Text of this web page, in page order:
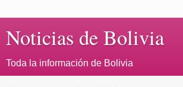
Noticias de Bolivia
Toda la información de Bolivia